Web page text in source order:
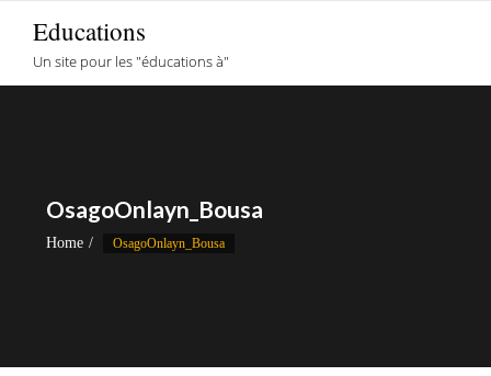
content
Educations
Un site pour les "éducations à"
OsagoOnlayn_Bousa
Home OsagoOnlayn_Bousa